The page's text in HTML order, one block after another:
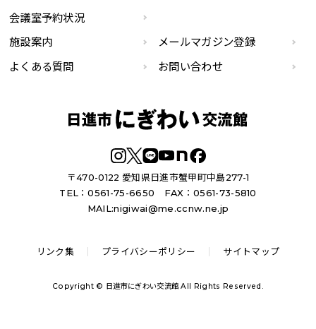
〒470-0122 愛知県日進市蟹甲町中島277-1
TEL：0561-75-6650 FAX：0561-73-5810
MAIL:nigiwai@me.ccnw.ne.jp
会議室予約状況
施設案内
メールマガジン登録
よくある質問
お問い合わせ
リンク集 プライバシーポリシー サイトマップ
Copyright © 日進市にぎわい交流館 All Rights Reserved.